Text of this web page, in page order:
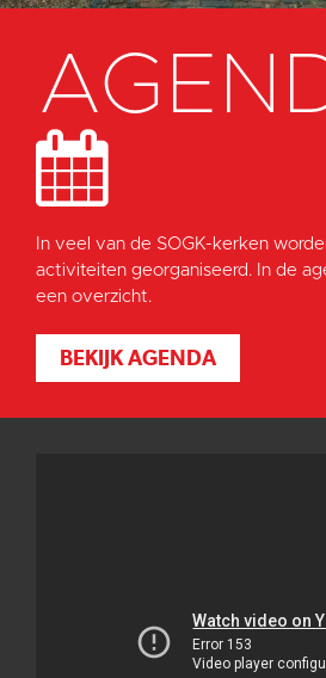
In veel van de SOGK-kerken
activiteiten georganiseerd. In de
een overzicht.
BEKIJK AGENDA